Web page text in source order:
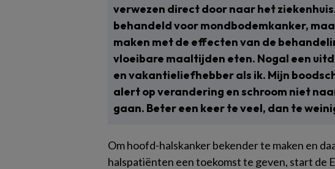
verwezen direct door naar het
behandeld voor mondbodemkanker,
maken met de effecten van de
vloeibare maaltijden eten. Nogal een
en vakantieliefhebber als ik. Mijn
alert op verandering en schroom niet
gaan. Beter een keer te veel, dan te
Om hoofd-halskanker bekender te maken en
halspatiënten een toekomst te geven, start de